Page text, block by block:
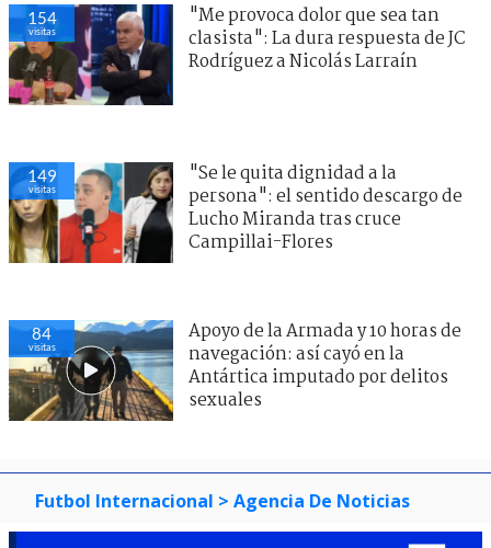
154
visitas
"Me provoca dolor que sea tan
clasista": La dura respuesta de JC
Rodríguez a Nicolás Larraín
149
visitas
"Se le quita dignidad a la
persona": el sentido descargo de
Lucho Miranda tras cruce
Campillai-Flores
84
visitas
Apoyo de la Armada y 10 horas de
navegación: así cayó en la
Antártica imputado por delitos
sexuales
Futbol Internacional > Agencia De Noticias